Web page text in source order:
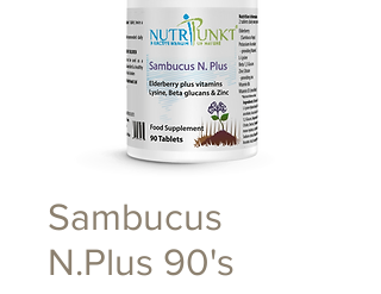
Sambucus
N.Plus 90's